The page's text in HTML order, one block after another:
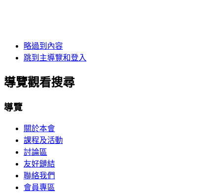
略過到內容
跳到主導覽和登入
導覽觀看搜尋
導覽
關於本會
課程及活動
討論區
友好鏈結
聯絡我們
會員專區